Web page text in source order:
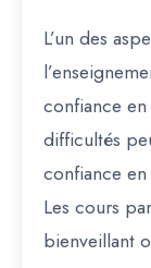
L’un des
confiance
difficultés
confiance
Les cours
bienveillant